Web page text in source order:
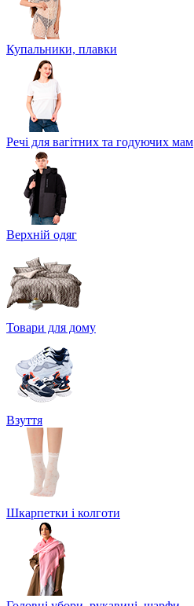
Купальники, плавки
Речі для вагітних та годуючих мам
Верхній одяг
Товари для дому
Взуття
Шкарпетки і колготи